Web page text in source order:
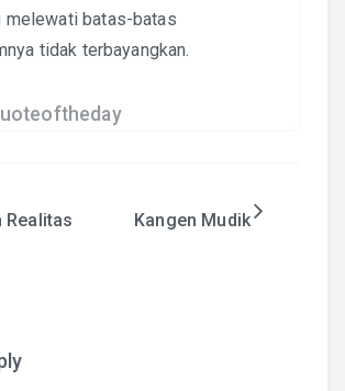
melewati batas-batas
tidak terbayangkan.
Realitas Kangen Mudik